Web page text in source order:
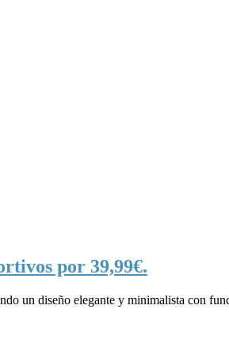
por 39,99€.
un diseño elegante y minimalista con